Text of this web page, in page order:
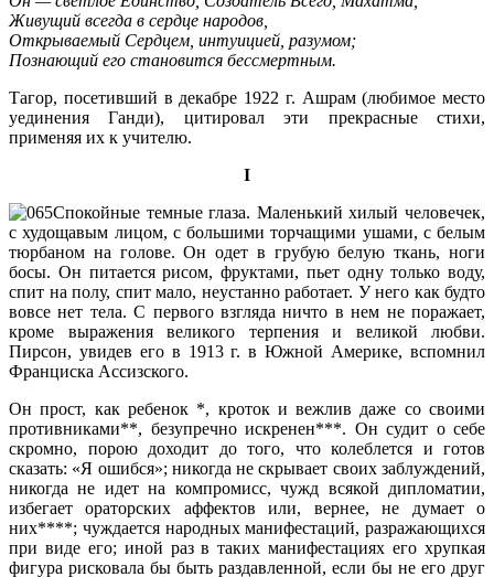
Живущий всегда в сердце народов,
Открываемый Сердцем, интуицией, разумом;
Познающий его становится бессмертным.
Тагор, посетивший в декабре 1922 г. Ашрам (любимое место
уедине­ния Ганди), цитировал эти прекрасные стихи,
применяя их к учителю.
I
Спокойные темные глаза. Маленький хилый человечек,
с худощавым лицом, с большими торчащими ушами, с белым
тюрбаном на голове. Он одет в грубую белую ткань, ноги
босы. Он питается рисом, фруктами, пьет одну только воду,
спит на полу, спит мало, неустанно работает. У него как будто
вовсе нет тела. С первого взгляда ничто в нем не поражает,
кроме выра­жения великого терпения и великой любви.
Пирсон, увидев его в 1913 г. в Южной Америке, вспомнил
Франциска Ассизского.
Он прост, как ребенок *, кроток и вежлив даже со своими
про­тивниками**, безупречно искренен***. Он судит о себе
скромно, порою доходит до того, что колеблется и готов
сказать: «Я ошибся»; никогда не скрывает своих заблуждений,
никогда не идет на компромисс, чужд всякой дипломатии,
избегает оратор­ских аффектов или, вернее, не думает о
них****; чуждается народ­ных манифестаций, разражающихся
при виде его; иной раз в таких манифестациях его хрупкая
фигура рисковала бы быть раздав­ленной, если бы не его друг